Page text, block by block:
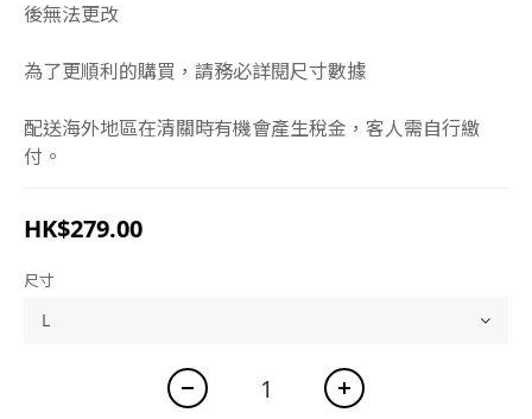
後無法更改
為了更順利的購買，請務必詳閱尺寸數據
配送海外地區在清關時有機會產生稅金，客人需自行繳
付。
HK$279.00
尺寸